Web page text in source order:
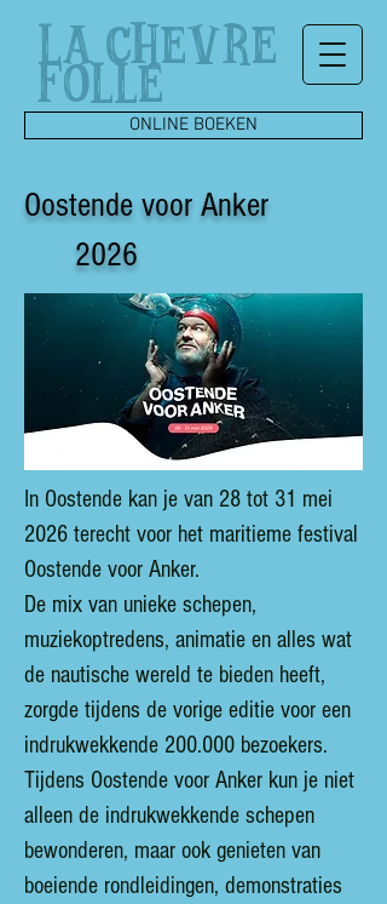
LA CHEVRE
FOLLE
ONLINE BOEKEN
Oostende voor Anker
2026
In Oostende kan je van 28 tot 31 mei
2026 terecht voor het maritieme festival
Oostende voor Anker.
De mix van unieke schepen,
muziekoptredens, animatie en alles wat
de nautische wereld te bieden heeft,
zorgde tijdens de vorige editie voor een
indrukwekkende 200.000 bezoekers.
Tijdens Oostende voor Anker kun je niet
alleen de indrukwekkende schepen
bewonderen, maar ook genieten van
boeiende rondleidingen, demonstraties